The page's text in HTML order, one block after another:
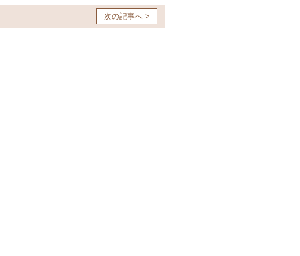
次の記事へ >